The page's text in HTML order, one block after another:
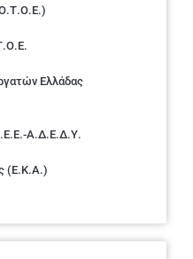
Ελλάδας
Α.Δ.Ε.Δ.Υ.
(Ε.Κ.Α.)